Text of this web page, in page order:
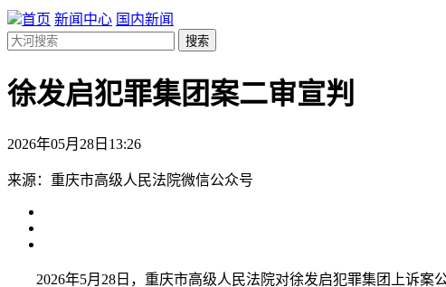
首页 新闻中心 国内新闻
搜索
徐发启犯罪集团案二审宣判
2026年05月28日13:26
来源：重庆市高级人民法院微信公众号
2026年5月28日，重庆市高级人民法院对徐发启犯罪集团上诉案